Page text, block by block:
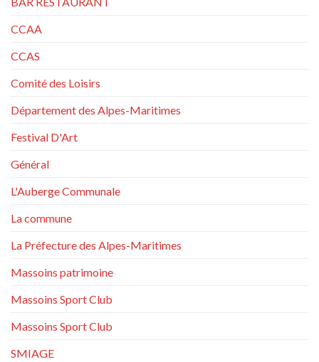
CCAA
CCAS
Comité des Loisirs
Département des Alpes-Maritimes
Festival D'Art
Général
L'Auberge Communale
La commune
La Préfecture des Alpes-Maritimes
Massoins patrimoine
Massoins Sport Club
Massoins Sport Club
SMIAGE